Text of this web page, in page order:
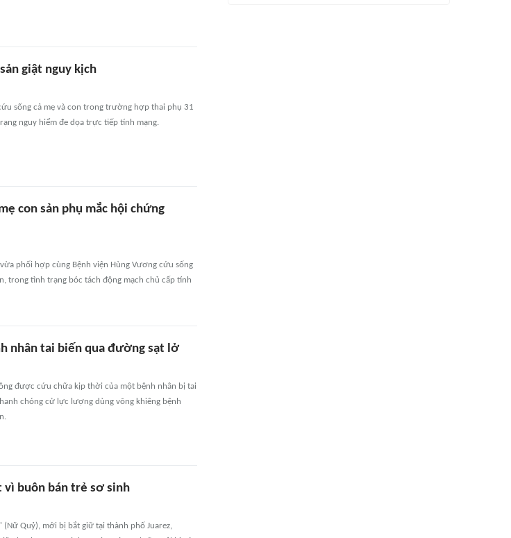
giật nguy kịch
sống cả mẹ và con trong trường hợp thai phụ 31
nguy hiểm đe dọa trực tiếp tính mạng.
con sản phụ mắc hội chứng
phối hợp cùng Bệnh viện Hùng Vương cứu sống
trong tình trạng bóc tách động mạch chủ cấp tính
nhân tai biến qua đường sạt lở
được cứu chữa kịp thời của một bệnh nhân bị tai
chóng cử lực lượng dùng võng khiêng bệnh
vì buôn bán trẻ sơ sinh
(Nữ Quỷ), mới bị bắt giữ tại thành phố Juarez,